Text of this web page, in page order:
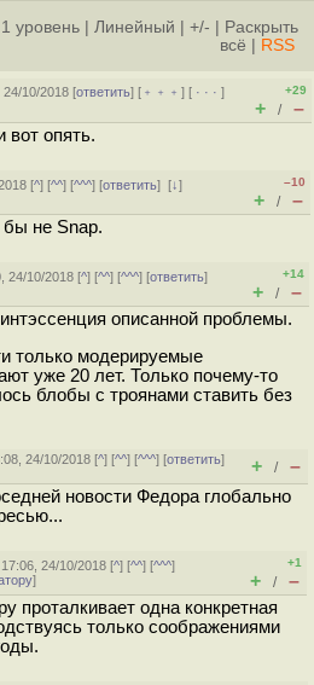
1 уровень Линейный +/-
Раскрыть
всё
RSS
24/10/2018 [ответить] [ ﹢﹢﹢] [ · · ·]
+29
+ / –
вот опять.
[^] [^^] [^^^] [ответить][↓]
–10
+ / –
не Snap.
24/10/2018 [^] [^^] [^^^] [ответить]
+14
+ / –
описанной проблемы.
только модерируемые
уже 20 лет. Только почему-то
блобы с троянами ставить без
24/10/2018 [^] [^^] [^^^] [ответить]
+ / –
новости Федора глобально
24/10/2018 [^] [^^] [^^^]
]
+1
+ / –
проталкивает одна конкретная
только соображениями